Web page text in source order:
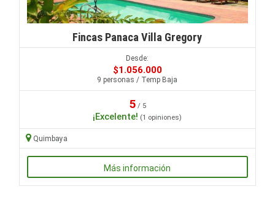
Fincas Panaca Villa Gregory
Desde:
$1.056.000
9 personas / Temp Baja
5/ 5
¡Excelente! (1 opiniones)
Quimbaya
Más información